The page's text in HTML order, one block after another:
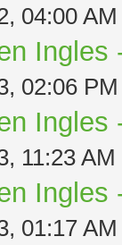
04:00 AM
Ingles
02:06 PM
Ingles
11:23 AM
Ingles
01:17 AM